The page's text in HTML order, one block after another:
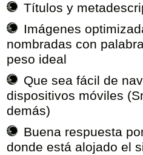
Títulos y
Imágenes
nombradas con
peso ideal
Que sea fácil de
dispositivos móviles
demás)
Buena respuesta
donde está alojado el